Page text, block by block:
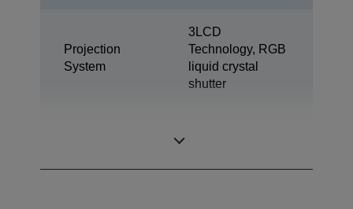
Projection
System
3LCD
Technology, RGB
liquid crystal
shutter